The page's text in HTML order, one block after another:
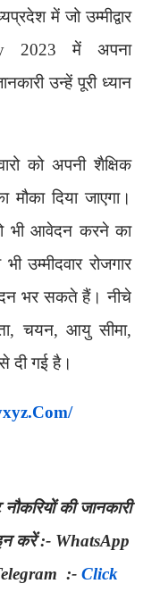
में जो उम्मीद्वार
2023 में अपना
उन्हें पूरी ध्यान
को अपनी शैक्षिक
दिया जाएगा।
भी आवेदन करने का
उम्मीदवार रोजगार
भर सकते हैं। नीचे
चयन, आयु सीमा,
दी गई है।
की जानकारी
करें :- WhatsApp
:- Click